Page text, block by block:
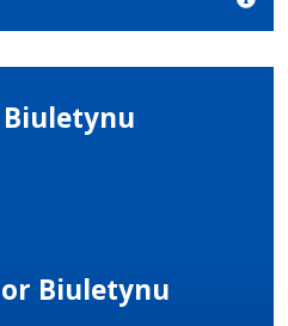
Biuletynu